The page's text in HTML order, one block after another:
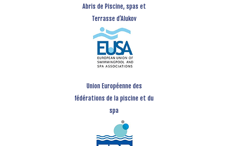
Abris de Piscine, spas et
Terrasse d’Alukov
Union Européenne des
fédérations de la piscine et du
spa